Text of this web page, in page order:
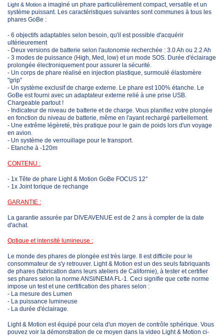
Light & Motion a imaginé un phare particulièrement compact, versatile et un
système puissant. Les caractéristiques suivantes sont communes à tous les
phares GoBe :
- 6 objectifs adaptables selon besoin, qu'il est possible d'acquérir
ultérieurement
- Deux versions de batterie selon l'autonomie recherchée : 3.0 Ah ou 2.2 Ah
- 3 modes de puissance (High, Med, low) et un mode SOS. Durée d'éclairage
prolongée électroniquement pour assurer la sécurité.
- Un corps de phare réalisé en injection plastique, surmoulé élastomère
"grip"
- Un système exclusif de charge externe. Le phare est 100% étanche. Le
GoBe est fourni avec un adaptateur externe relié à une prise USB.
Chargeable partout !
- Indicateur de niveau de batterie et de charge. Vous planifiez votre plongée
en fonction du niveau de batterie, même en l'ayant rechargé partiellement.
- Une extrême légèreté, très pratique pour le gain de poids lors d'un voyage
en avion.
- Un système de verrouillage pour le transport.
- Etanche à -120m
CONTENU :
- 1x Tête de phare Light & Motion GoBe FOCUS 12°
- 1x Joint torique de rechange
GARANTIE :
La garantie assurée par DIVEAVENUE est de 2 ans à compter de la date
d'achat.
Optique et intensité lumineuse :
Le monde des phares de plongée est très large. Il est difficile pour le
consommateur de s'y retrouver. Light & Motion est un des seuls fabriquants
de phares (fabrication dans leurs ateliers de Californie), à tester et certifier
ses phares selon la norme ANSI/NEMA FL-1. Ceci signifie que cette norme
impose un test et une certification des phares selon :
- La mesure des Lumen
- La puissance lumineuse
- La durée d'éclairage.
Light & Motion est équipé pour cela d'un moyen de contrôle sphérique. Vous
pouvez voir la démonstration de ce moyen dans la video Light & Motion ci-